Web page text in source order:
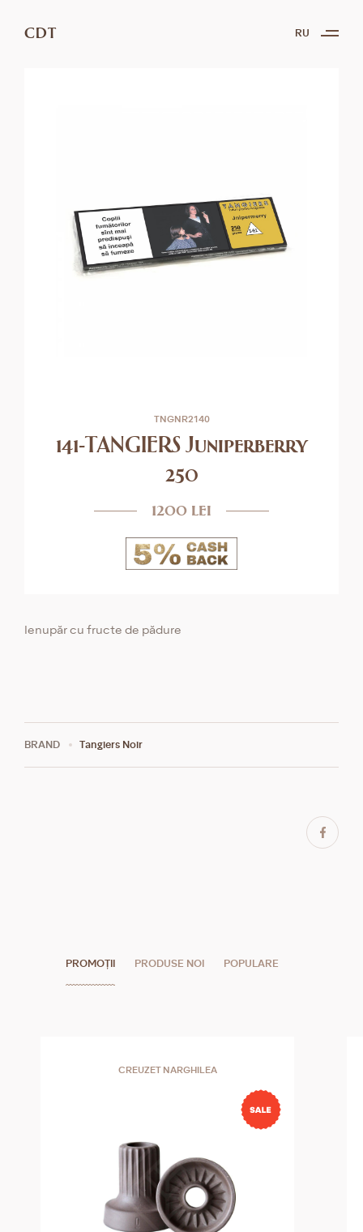
CDT RU
TNGNR2140
141-TANGIERS Juniperberry
250
1200 lei
Ienupăr cu fructe de pădure
BRAND Tangiers Noir
PROMOȚII PRODUSE NOI POPULARE
CREUZET NARGHILEA